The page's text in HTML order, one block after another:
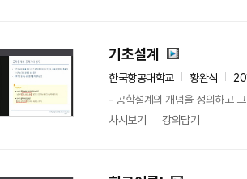
기초설계
한국항공대학교 황완식
- 공학설계의 개념을 정의하고
차시보기
강의담기